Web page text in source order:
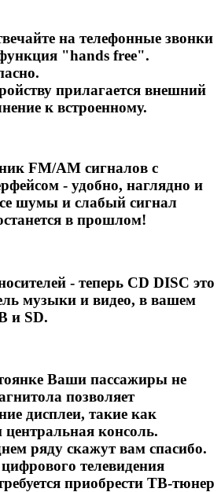
на телефонные звонки
"hands free".
прилагается внешний
к встроенному.
FM/AM сигналов с
- удобно, наглядно и
шумы и слабый сигнал
в прошлом!
- теперь CD DISC это
музыки и видео, в вашем
и SD.
Ваши пассажиры не
позволяет
дисплеи, такие как
консоль.
ряду скажут вам спасибо.
телевидения
приобрести ТВ-тюнер